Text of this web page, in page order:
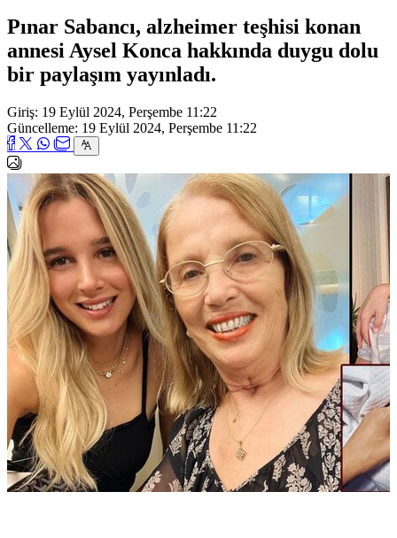
Pınar Sabancı, alzheimer teşhisi konan
annesi Aysel Konca hakkında duygu dolu
bir paylaşım yayınladı.
Giriş: 19 Eylül 2024, Perşembe 11:22
Güncelleme: 19 Eylül 2024, Perşembe 11:22